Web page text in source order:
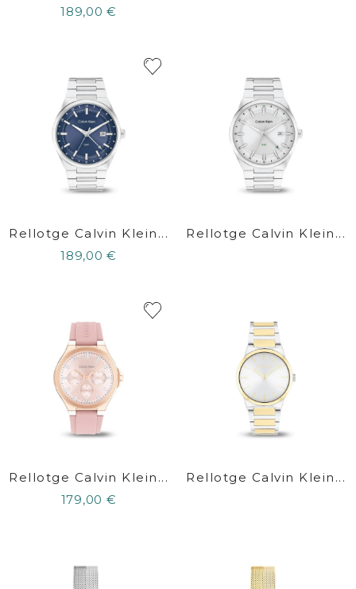
189,00 €
Rellotge Calvin Klein...
189,00 €
Rellotge Calvin Klein...
Rellotge Calvin Klein...
179,00 €
Rellotge Calvin Klein...